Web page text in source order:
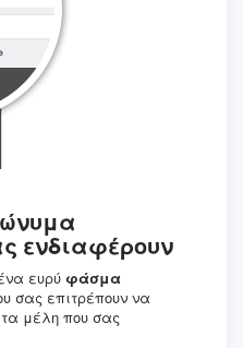
ενδιαφέρουν
ευρύ φάσμα
σας επιτρέπουν να
μέλη που σας